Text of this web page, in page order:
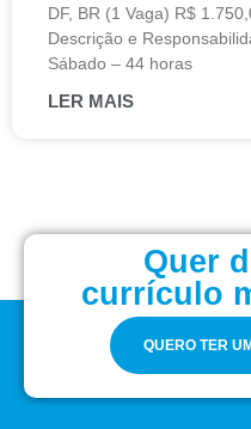
DF, BR (1 Vaga) R$
Descrição e
Sábado – 44 horas
LER MAIS
Quer
currículo
QUERO TER